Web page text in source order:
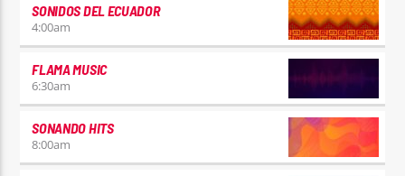
SONIDOS DEL ECUADOR
4:00am
FLAMA MUSIC
6:30am
SONANDO HITS
8:00am